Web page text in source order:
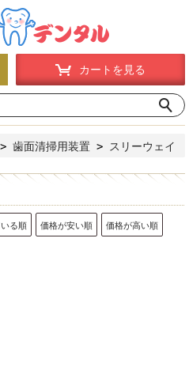
カートを見る
> 歯面清掃用装置 > スリーウェイ
る順 価格が安い順 価格が高い順